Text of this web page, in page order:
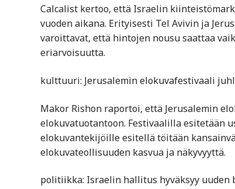
Calcalist kertoo, että Israelin
vuoden aikana. Erityisesti Tel Avivin ja
varoittavat, että hintojen nousu saattaa
eriarvoisuutta.
kulttuuri: Jerusalemin elokuvafestivaali
Makor Rishon raportoi, että Jerusalemin
elokuvatuotantoon. Festivaalilla esitetään
elokuvantekijöille esitellä töitään
elokuvateollisuuden kasvua ja näkyvyyttä.
politiikka: Israelin hallitus hyväksyy